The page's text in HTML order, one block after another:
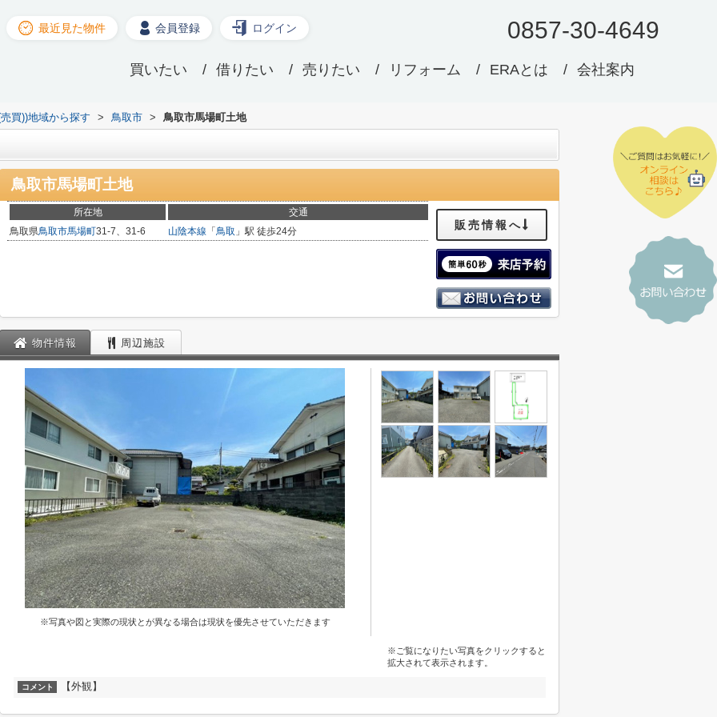
最近見た物件 会員登録 ログイン 0857-30-4649
買いたい 借りたい 売りたい リフォーム ERAとは 会社案内
買))地域から探す > 鳥取市 > 鳥取市馬場町土地
鳥取市馬場町土地
所在地
交通
鳥取県鳥取市馬場町31-7、31-6 山陰本線 「 鳥取 」駅 徒歩24分 販売情報へ
物件情報 周辺施設
※写真や図と実際の現状とが異なる場合は現状を優先させていただきます
※ご覧になりたい写真をクリックすると
拡大されて表示されます。
コメント 【外観】